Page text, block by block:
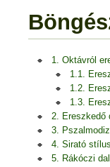
1. Oktávról
1.1.
1.2.
1.3.
2. Ereszkedő
3.
4. Sirató
5. Rákóczi